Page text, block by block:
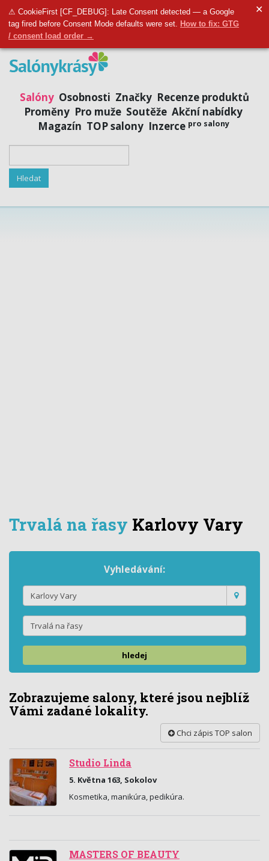
⚠ CookieFirst [CF_DEBUG]: Late Consent detected — a Google
tag fired before Consent Mode defaults were set. How to fix: GTG
/ consent load order →
✕
Přidat salon | Přihlásit se | Registrovat se
Salóny Osobnosti Značky Recenze produktů
Proměny Pro muže Soutěže Akční nabídky
Magazín TOP salony Inzerce pro salony
Trvalá na řasy Karlovy Vary
Vyhledávání:
hledej
Zobrazujeme salony, které jsou nejblíž
Vámi zadané lokality.
Chci zápis TOP salon
Studio Linda
5. Května 163, Sokolov
Kosmetika, manikúra, pedikúra.
MASTERS OF BEAUTY